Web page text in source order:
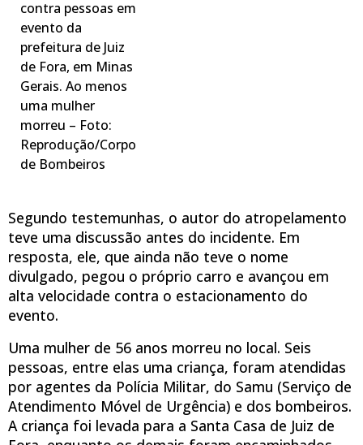
contra pessoas em
evento da
prefeitura de Juiz
de Fora, em Minas
Gerais. Ao menos
uma mulher
morreu – Foto:
Reprodução/Corpo
de Bombeiros
Segundo testemunhas, o autor do atropelamento
teve uma discussão antes do incidente. Em
resposta, ele, que ainda não teve o nome
divulgado, pegou o próprio carro e avançou em
alta velocidade contra o estacionamento do
evento.
Uma mulher de 56 anos morreu no local. Seis
pessoas, entre elas uma criança, foram atendidas
por agentes da Polícia Militar, do Samu (Serviço de
Atendimento Móvel de Urgência) e dos bombeiros.
A criança foi levada para a Santa Casa de Juiz de